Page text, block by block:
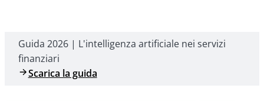
Guida 2026 | L'intelligenza artificiale nei servizi
finanziari
Scarica la guida